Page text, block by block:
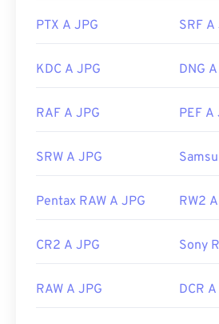
pulsante destro del mouse e
I file JPG si aprono
Microsoft come
Microsoft Foto e
Image Resizer
Strumenti JPG correlati:
colori dalle immagini
PTX A JPG SRF A
KDC A JPG DNG
RAF A JPG PEF A
SRW A JPG
Pentax RAW A JPG RW2
CR2 A JPG Sony
RAW A JPG DCR